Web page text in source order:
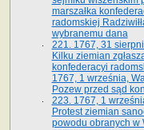
marszałka
radomskiej
wybranemu dana
221. 1767, 31
Kilku ziemian
konfederacyi
1767, 1 września,
Pozew przed sąd
223. 1767, 1
Protest ziemian
powodu obranych w